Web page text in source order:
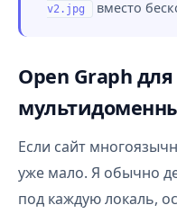
v2.jpg вместо
Open Graph
Если сайт
уже мало. Я обычно
под каждую локаль,